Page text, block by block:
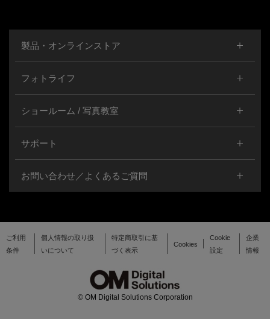
製品・オンラインストア
フォトライフ
ショールーム / 写真教室
サポート
お問い合わせ／よくあるご質問
ご利用
条件
個人情報の取り扱
いについて
特定商取引に基
づく表示
Cookies
Cookie
設定
企業
情報
© OM Digital Solutions Corporation